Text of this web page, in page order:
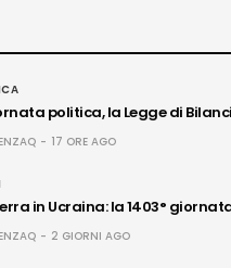
politica, la Legge di
17 ORE AGO
in Ucraina: la 1403°
2 GIORNI AGO